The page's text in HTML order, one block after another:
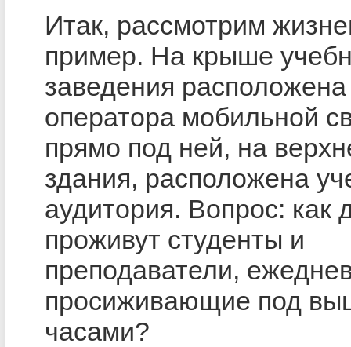
Итак, рассмотрим
пример. На крыше
заведения
оператора мобильной
прямо под ней, на
здания, расположена
аудитория. Вопрос: как
проживут студенты и
преподаватели,
просиживающие под
часами?